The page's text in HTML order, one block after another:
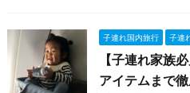
子連れ国内旅行 子連
【子連れ家族
アイテムまで徹